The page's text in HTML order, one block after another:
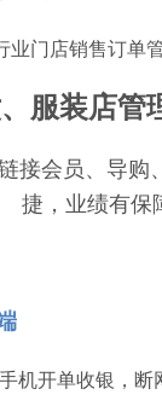
服装店管
接会员、导购
捷，业绩有保
手机开单收银，断